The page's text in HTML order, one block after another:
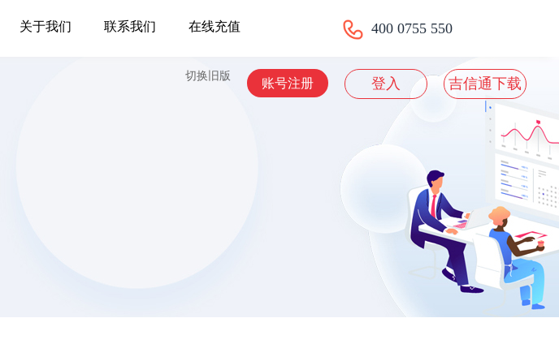
关于我们 联系我们 在线充值 400 0755 550
切换旧版
账号注册 登入 吉信通下载